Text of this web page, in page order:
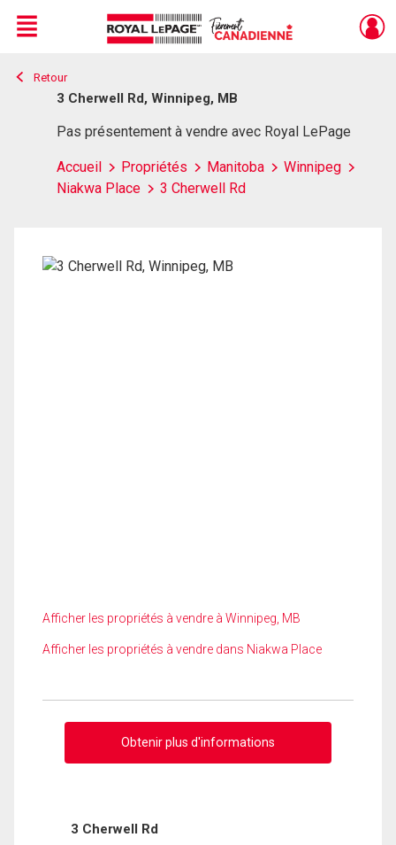
Live
En Direct
Menu
Retour
3 Cherwell Rd, Winnipeg, MB
Pas présentement à vendre avec Royal LePage
Accueil Propriétés Manitoba
Winnipeg
Niakwa Place
3 Cherwell Rd
Afficher les propriétés à vendre à Winnipeg, MB
Afficher les propriétés à vendre dans Niakwa Place
Obtenir plus d'informations
3 Cherwell Rd